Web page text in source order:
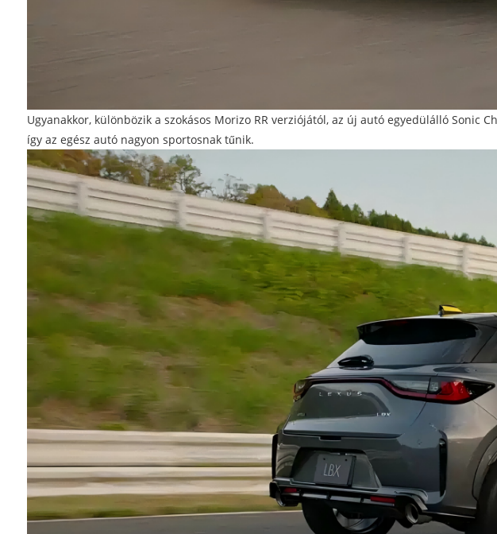
Ugyanakkor, különbözik a szokásos Morizo ​​RR verziójától, az új autó egyedülálló Sonic
így az egész autó nagyon sportosnak tűnik.